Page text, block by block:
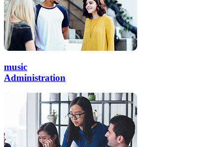
music
Administration